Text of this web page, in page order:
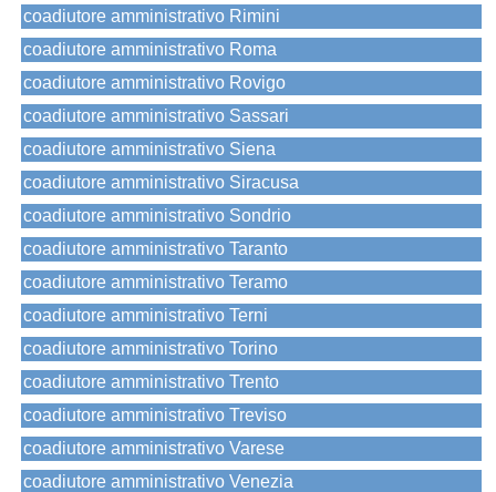
coadiutore amministrativo Rimini
coadiutore amministrativo Roma
coadiutore amministrativo Rovigo
coadiutore amministrativo Sassari
coadiutore amministrativo Siena
coadiutore amministrativo Siracusa
coadiutore amministrativo Sondrio
coadiutore amministrativo Taranto
coadiutore amministrativo Teramo
coadiutore amministrativo Terni
coadiutore amministrativo Torino
coadiutore amministrativo Trento
coadiutore amministrativo Treviso
coadiutore amministrativo Varese
coadiutore amministrativo Venezia